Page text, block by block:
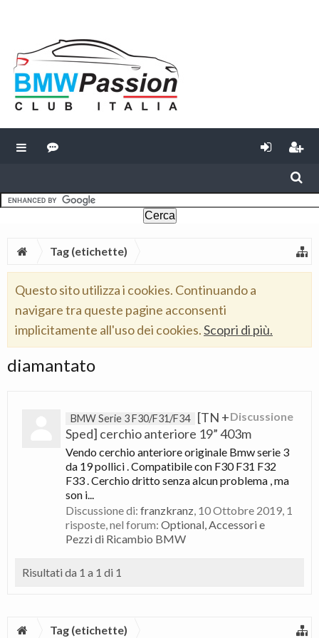
Tag (etichette)
Questo sito utilizza i cookies. Continuando a
navigare tra queste pagine acconsenti
implicitamente all'uso dei cookies.Scopri di più.
diamantato
Discussione
BMW Serie 3 F30/F31/F34
[TN +
Sped] cerchio anteriore 19” 403m
Vendo cerchio anteriore originale Bmw serie 3
da 19 pollici . Compatibile con F30 F31 F32
F33 . Cerchio dritto senza alcun problema , ma
son i...
Discussione di: franzkranz, 10 Ottobre 2019, 1
risposte, nel forum: Optional, Accessori e
Pezzi di Ricambio BMW
Risultati da 1 a 1 di 1
Tag (etichette)